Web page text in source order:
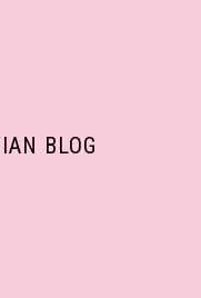
BLOG